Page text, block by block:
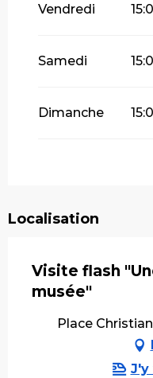
Vendredi
Samedi
Dimanche
Localisation
Visite flash
musée"
Place
J'y